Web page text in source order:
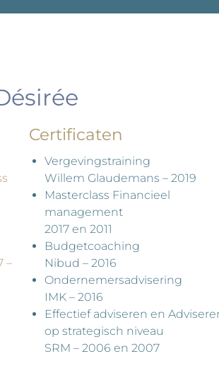
–
Certificaten
Vergevingstraining
Willem Glaudemans – 2019
Masterclass Financieel
management
2017 en 2011
Budgetcoaching
Nibud – 2016
Ondernemersadvisering
IMK – 2016
Effectief adviseren en
op strategisch niveau
SRM – 2006 en 2007